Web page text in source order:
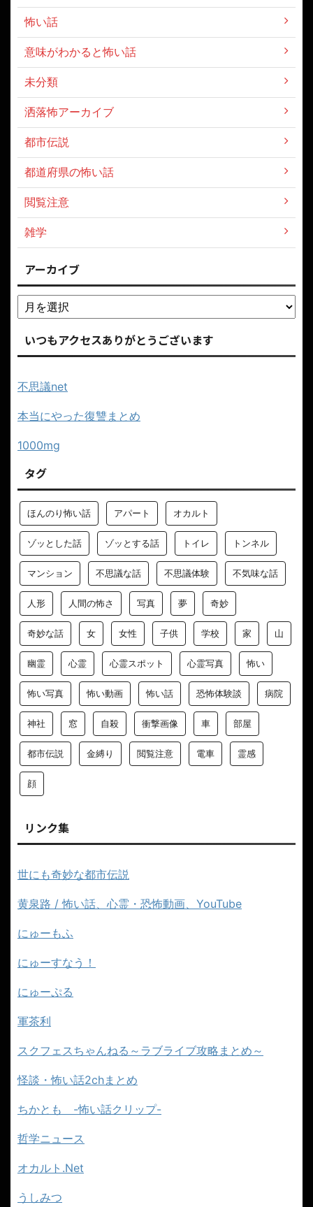
怖い話
意味がわかると怖い話
未分類
洒落怖アーカイブ
都市伝説
都道府県の怖い話
閲覧注意
雑学
アーカイブ
いつもアクセスありがとうございます
不思議net
本当にやった復讐まとめ
1000mg
タグ
ほんのり怖い話 アパート オカルト
ゾッとした話 ゾッとする話 トイレ トンネル
マンション 不思議な話 不思議体験 不気味な話
人形 人間の怖さ 写真 夢 奇妙
奇妙な話 女 女性 子供 学校 家 山
幽霊 心霊 心霊スポット 心霊写真 怖い
怖い写真 怖い動画 怖い話 恐怖体験談 病院
神社 窓 自殺 衝撃画像 車 部屋
都市伝説 金縛り 閲覧注意 電車 霊感
顔
リンク集
世にも奇妙な都市伝説
黄泉路 / 怖い話、心霊・恐怖動画、YouTube
にゅーもふ
にゅーすなう！
にゅーぷる
軍茶利
スクフェスちゃんねる～ラブライブ攻略まとめ～
怪談・怖い話2chまとめ
ちかとも -怖い話クリップ-
哲学ニュース
オカルト.Net
うしみつ